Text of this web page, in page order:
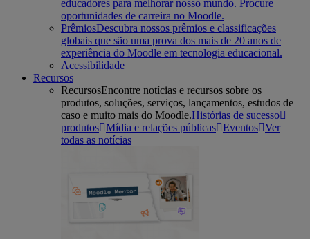
educadores para melhorar nosso mundo. Procure
oportunidades de carreira no Moodle.
PrêmiosDescubra nossos prêmios e classificações
globais que são uma prova dos mais de 20 anos de
experiência do Moodle em tecnologia educacional.
Acessibilidade
Recursos
RecursosEncontre notícias e recursos sobre os
produtos, soluções, serviços, lançamentos, estudos de
caso e muito mais do Moodle.Histórias de sucesso
produtos Mídia e relações públicas Eventos Ver
todas as notícias